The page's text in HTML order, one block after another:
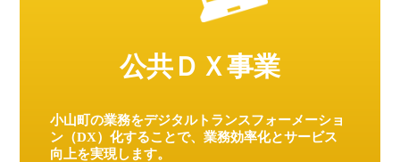
公共ＤＸ事業
小山町の業務をデジタルトランスフォーメーショ
ン（DX）化することで、業務効率化とサービス
向上を実現します。